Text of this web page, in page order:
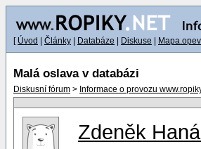
[ Úvod Články Databáze Diskuse
Malá oslava v databázi
Diskusní fórum > Informace o provozu
Zdeněk